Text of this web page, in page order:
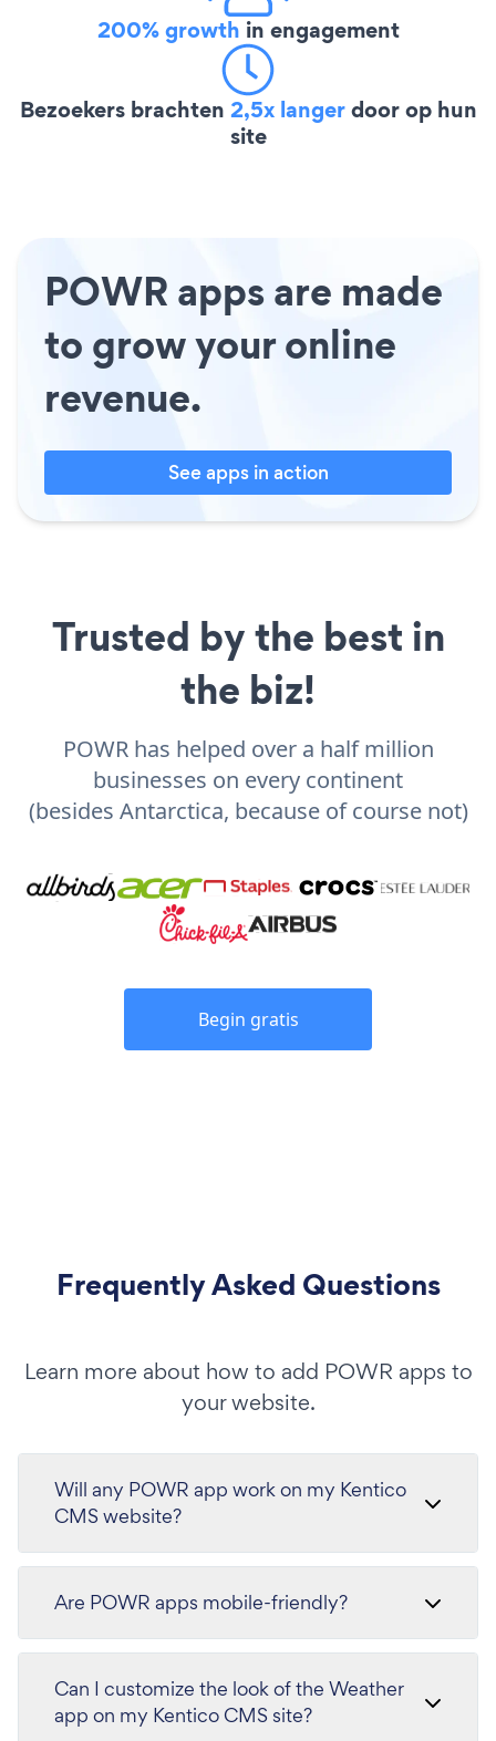
200% growth in engagement
Bezoekers brachten 2,5x langerdoor op hun
site
POWR apps are made
to grow your online
revenue.
See apps in action
Trusted by the best in
the biz!
POWR has helped over a half million
businesses on every continent
(besides Antarctica, because of course not)
Begin gratis
Frequently Asked Questions
Learn more about how to add POWR apps to
your website.
Will any POWR app work on my Kentico
CMS website?
Are POWR apps mobile-friendly?
Can I customize the look of the Weather
app on my Kentico CMS site?